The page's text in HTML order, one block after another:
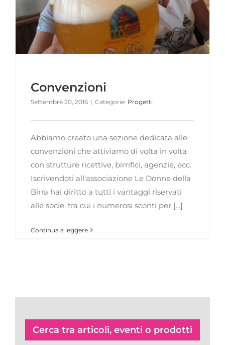
Convenzioni
Settembre 20, 2016 | Categorie: Progetti
Abbiamo creato una sezione dedicata alle
convenzioni che attiviamo di volta in volta
con strutture ricettive, birrifici, agenzie, ecc.
Iscrivendoti all'associazione Le Donne della
Birra hai diritto a tutti i vantaggi riservati
alle socie, tra cui i numerosi sconti per [...]
Continua a leggere
Cerca tra articoli, eventi o prodotti